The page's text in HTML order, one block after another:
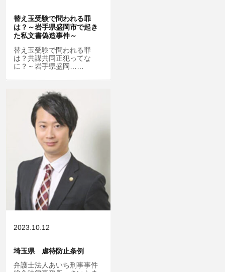
業務妨害
公務執行妨害
児童ポルノ・リベンジポルノ
危険運転行為等
自転車事故
知財財産と刑事事件…動画の違法ダ
ウンロード・視聴、無断転載等
ネット犯罪
銃刀法違反
風営法・風適法違反
文書偽造・偽造文書行使
替え玉受験で問われる罪
は？～岩手県盛岡市で起き
た私文書偽造事件～
替え玉受験で問われる罪
は？共謀共同正犯ってな
に？～岩手県盛岡……
2023.10.12
埼玉県 虐待防止条例
弁護士法人あいち刑事事件